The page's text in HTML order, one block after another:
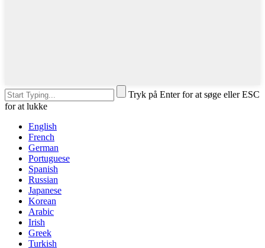
Tryk på Enter for at søge eller ESC
for at lukke
English
French
German
Portuguese
Spanish
Russian
Japanese
Korean
Arabic
Irish
Greek
Turkish